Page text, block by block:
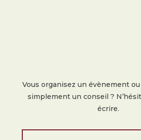
Vous organisez un évènement
simplement un conseil ?
écrire.